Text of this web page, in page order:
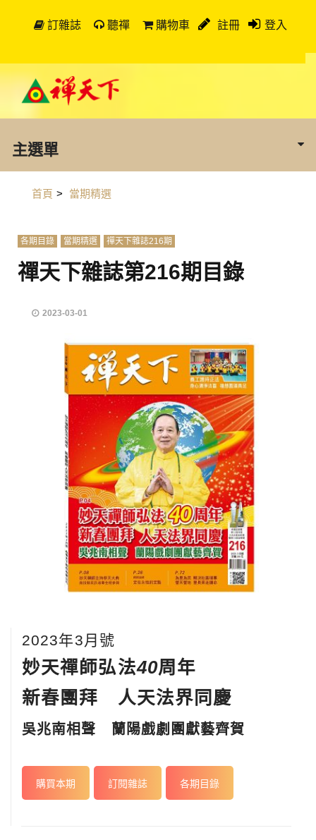
訂雜誌 聽禪 購物車 註冊 登入
主選單
首頁 > 當期精選
各期目錄 當期精選 禪天下雜誌216期
禪天下雜誌第216期目錄
2023-03-01
2023年3月號
妙天禪師弘法40周年
新春團拜 人天法界同慶
吳兆南相聲 蘭陽戲劇團獻藝齊賀
購買本期 訂閱雜誌 各期目錄